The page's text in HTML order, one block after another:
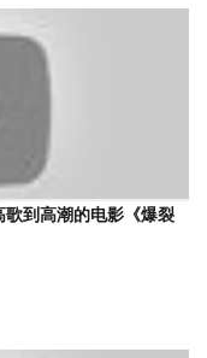
歌到高潮的电影《爆裂